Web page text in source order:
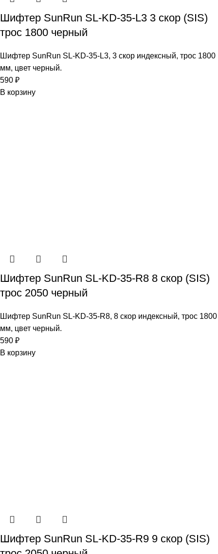
Шифтер SunRun SL-KD-35-L3 3 скор (SIS)
трос 1800 черный
Шифтер SunRun SL-KD-35-L3, 3 скор индексный, трос 1800
мм, цвет черный.
590 ₽
В корзину
Шифтер SunRun SL-KD-35-R8 8 скор (SIS)
трос 2050 черный
Шифтер SunRun SL-KD-35-R8, 8 скор индексный, трос 1800
мм, цвет черный.
590 ₽
В корзину
Шифтер SunRun SL-KD-35-R9 9 скор (SIS)